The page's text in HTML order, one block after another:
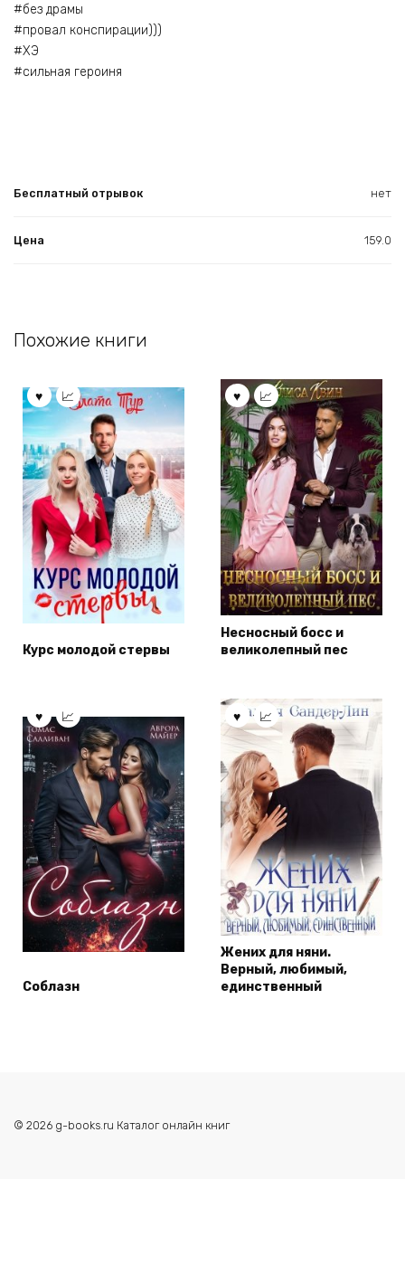
#без драмы
#провал конспирации)))
#ХЭ
#сильная героиня
Бесплатный отрывок нет
Цена 159.0
Похожие книги
Курс молодой стервы
Несносный босс и
великолепный пес
Соблазн
Жених для няни.
Верный, любимый,
единственный
© 2026 g-books.ru Каталог онлайн книг